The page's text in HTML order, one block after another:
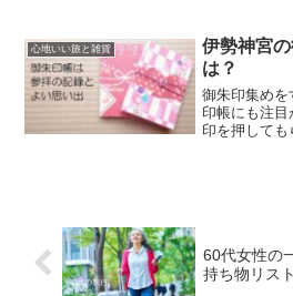
や姉妹で純
その土地の
ナルな場所
心地いい旅と雑貨
伊勢神宮
は？
御朱印集めを
印帳にも注
印を押して
あります。
60代女性の
持ち物リスト